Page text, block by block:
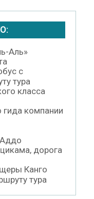
Аль»
с
тура
класса
гида компании
дорога
Канго
тура